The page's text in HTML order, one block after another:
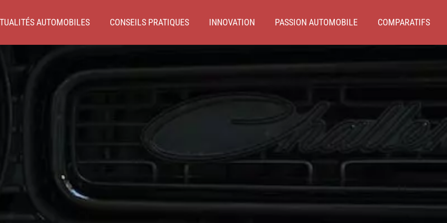
AUTOMOBILES CONSEILS PRATIQUES INNOVATION PASSION AUTOMOBILE COMPARATIFS